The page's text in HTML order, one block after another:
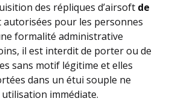
des répliques d’airsoft de
autorisées pour les personnes
formalité administrative
il est interdit de porter ou de
sans motif légitime et elles
dans un étui souple ne
immédiate.